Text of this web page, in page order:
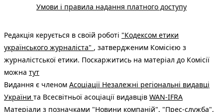
Умови і правила надання платного доступу
Редакція керується в своїй роботі "Кодексом етики
українського журналіста" , затвердженим Комісією з
журналістської етики. Поскаржитись на матеріал до Комісії
можна тут
Видання є членом Асоціації Незалежні регіональні видавці
України та Всесвітньої асоціації видавців WAN-IFRA
Матеріали з позначками "Новини компаній", "Прес-служба",